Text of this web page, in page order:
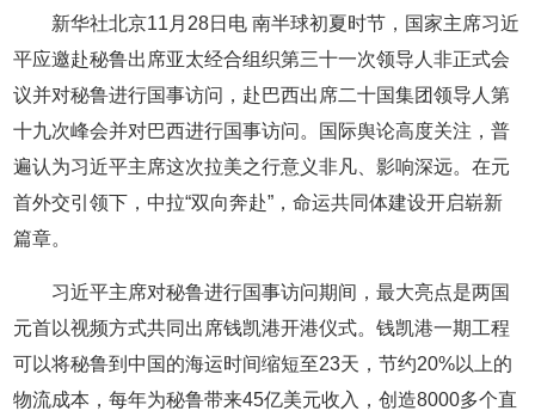
新华社北京11月28日电南半球初夏时节，国家主席习近
平应邀赴秘鲁出席亚太经合组织第三十一次领导人非正式会
议并对秘鲁进行国事访问，赴巴西出席二十国集团领导人第
十九次峰会并对巴西进行国事访问。国际舆论高度关注，普
遍认为习近平主席这次拉美之行意义非凡、影响深远。在元
首外交引领下，中拉“双向奔赴”，命运共同体建设开启崭新
篇章。
习近平主席对秘鲁进行国事访问期间，最大亮点是两国
元首以视频方式共同出席钱凯港开港仪式。钱凯港一期工程
可以将秘鲁到中国的海运时间缩短至23天，节约20%以上的
物流成本，每年为秘鲁带来45亿美元收入，创造8000多个直